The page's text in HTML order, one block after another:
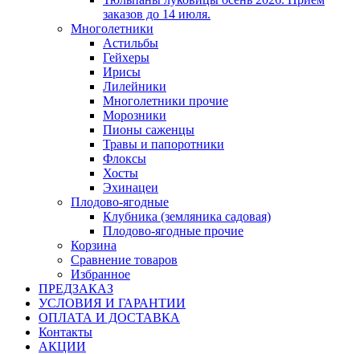
заказов до 14 июля.
Многолетники
Астильбы
Гейхеры
Ирисы
Лилейники
Многолетники прочие
Морозники
Пионы саженцы
Травы и папоротники
Флоксы
Хосты
Эхинацеи
Плодово-ягодные
Клубника (земляника садовая)
Плодово-ягодные прочие
Корзина
Сравнение товаров
Избранное
ПРЕДЗАКАЗ
УСЛОВИЯ И ГАРАНТИИ
ОПЛАТА И ДОСТАВКА
Контакты
АКЦИИ